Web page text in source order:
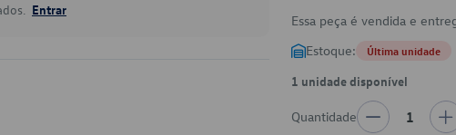
Entrar
Essa peça é vendida e
Estoque: Última unidade
1 unidade disponível
Quantidade 1